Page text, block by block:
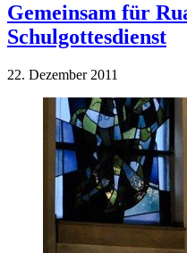
Gemeinsam für
Schulgottesdienst
22. Dezember 2011